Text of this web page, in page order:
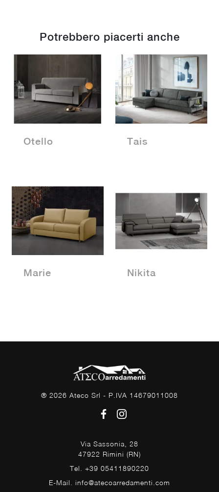
Potrebbero piacerti anche
Otello Tais
Marie Nikita
® 2026 Ateco Srl - P.IVA 14679011008
Via Sassonia, 28
47922 Rimini (RN)
Tel. +39 05411890220
E-Mail. info@atecoarredamenti.com